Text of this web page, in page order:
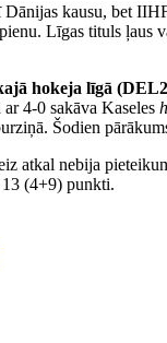
Dānijas kausu, bet
Līgas tituls ļaus
hokeja līgā
4-0 sakāva Kaseles
Šodien
atkal nebija
(4+9) punkti.